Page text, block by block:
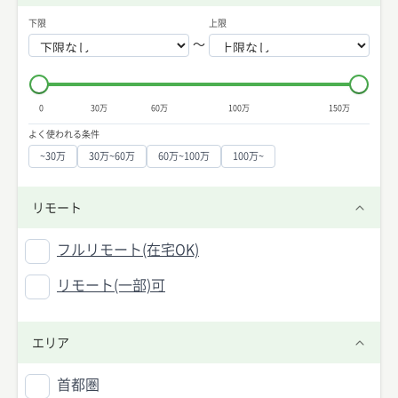
下限
〜
上限
0 30万 60万 100万 150万
よく使われる条件
~30万 30万~60万 60万~100万 100万~
リモート
フルリモート(在宅OK)
リモート(一部)可
エリア
首都圏